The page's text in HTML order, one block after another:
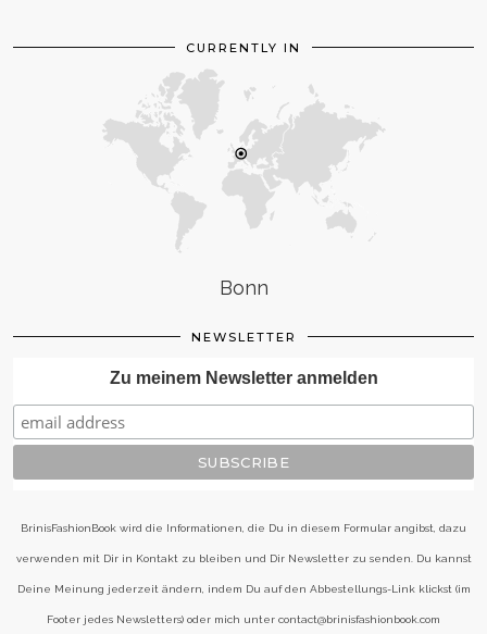
CURRENTLY IN
Bonn
NEWSLETTER
Zu meinem Newsletter anmelden
BrinisFashionBook wird die Informationen, die Du in diesem Formular angibst, dazu
verwenden mit Dir in Kontakt zu bleiben und Dir Newsletter zu senden. Du kannst
Deine Meinung jederzeit ändern, indem Du auf den Abbestellungs-Link klickst (im
Footer jedes Newsletters) oder mich unter contact@brinisfashionbook.com